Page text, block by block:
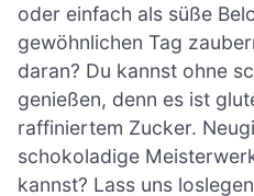
oder einfach als süße
gewöhnlichen Tag
daran? Du kannst ohne
genießen, denn es ist
raffiniertem Zucker.
schokoladige
kannst? Lass uns